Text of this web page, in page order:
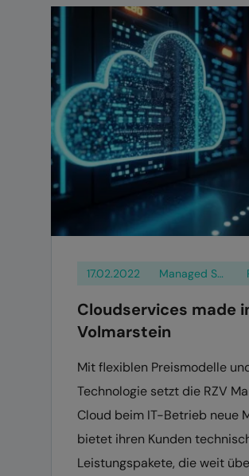
17.02.2022 Managed Services
Cloudservices made
Volmarstein
Mit flexiblen Preismodelle
Technologie setzt die RZV
Cloud beim IT-Betrieb neue
bietet ihren Kunden
Leistungspakete, die weit